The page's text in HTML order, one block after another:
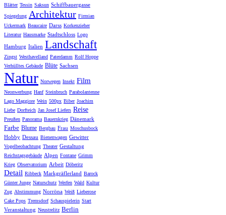
Blätter Tessin Saksun Schiffbauergasse
Spiegelung Architektur Firmian
Uckermark Beaucaire Darss Korkenzieher
Literatur Hausmarke Stadtschloss Logo
Hamburg Italien Landschaft
Zingst Westhavelland Paterdamm Rolf Hoppe
Verhülltes Gebäude Blüte Sachsen
Natur Norwegen Insekt Film
Neonwerbung Hanf Steinbruch Parabolantenne
Lago Maggiore Wein 500px Biber Joachim
Liebe Dorfteich Jan Josef Liefers Reise
Preußen Panorama Bauernkrieg Dänemark
Farbe Blume Bergbau Frau Moschusbock
Hobby Dessau Bienenwagen Gewitter
Vogelbeobachtung Theater Gestaltung
Reichstagsgebäude Alpen Fontane Grimm
Krieg Observatorium Arbeit Döberitz
Detail Ribbeck Markgräflerland Barock
Günter Junge Naturschutz Werfen Wald Kultur
Zug Abstimmung Norröna Weiß Lieberose
Cake Pops Tremsdorf Schauspielerin Start
Veranstaltung Neustrelitz Berlin